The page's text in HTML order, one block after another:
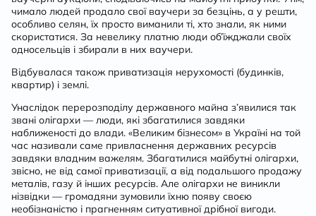
чимало людей продало свої ваучери за безцінь, а у решти,
особливо селян, їх просто виманили ті, хто знали, як ними
скористатися. За невелику платню люди об’їжджали своїх
односельців і збирали в них ваучери.
Відбувалася також приватизація нерухомості (будинків,
квартир) і землі.
Унаслідок перерозподілу державного майна з’явилися так
звані олігархи — люди, які збагатилися завдяки
наближеності до влади. «Великим бізнесом» в Україні на той
час називали саме привласнення державних ресурсів
завдяки владним важелям. Збагатилися майбутні олігархи,
звісно, не від самої приватизації, а від подальшого продажу
металів, газу й інших ресурсів. Але олігархи не виникли
нізвідки — громадяни зумовили їхню появу своєю
необізнаністю і прагненням ситуативної дрібної вигоди.